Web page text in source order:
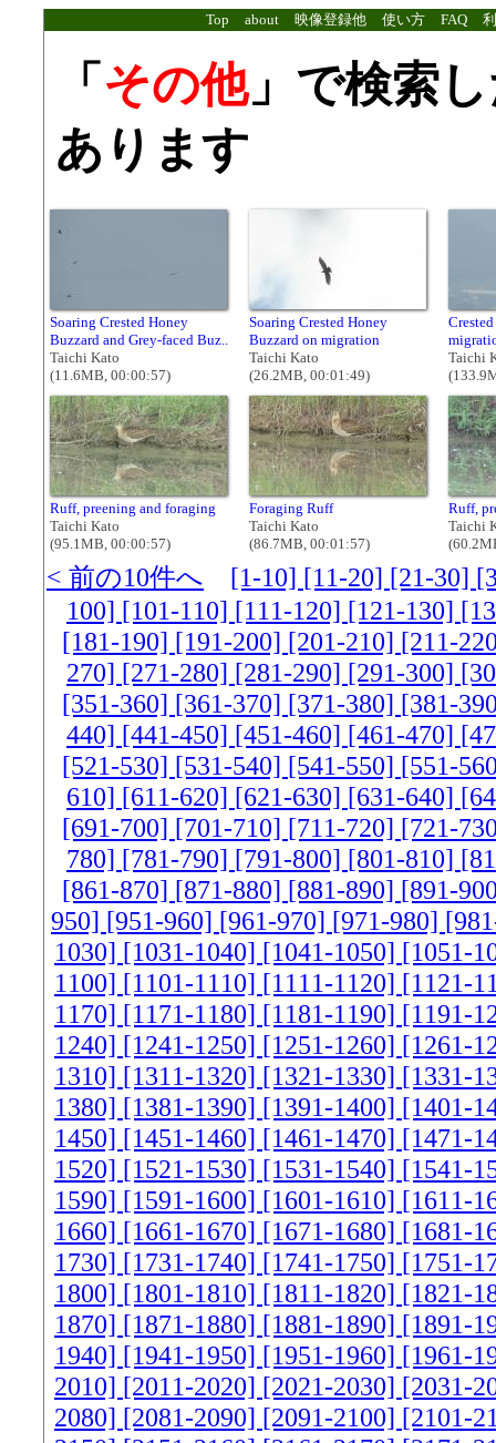
Top about 映像登録他 使い方 FAQ
「 その他」で検索
あります
Soaring Crested Honey
Buzzard and Grey-faced Buz..
Taichi Kato
(11.6MB, 00:00:57)
Soaring Crested Honey
Buzzard on migration
Taichi Kato
(26.2MB, 00:01:49)
Taichi
Ruff, preening and foraging
Taichi Kato
(95.1MB, 00:00:57)
Foraging Ruff
Taichi Kato
(86.7MB, 00:01:57)
Ruff,
Taichi
< 前の10件へ [1-10] [11-20] [21-30]
100] [101-110] [111-120] [121-130]
[181-190] [191-200] [201-210] [211-
270] [271-280] [281-290] [291-300]
[351-360] [361-370] [371-380] [381-
440] [441-450] [451-460] [461-470]
[521-530] [531-540] [541-550] [551-
610] [611-620] [621-630] [631-640]
[691-700] [701-710] [711-720] [721-
780] [781-790] [791-800] [801-810]
[861-870] [871-880] [881-890] [891-
950] [951-960] [961-970] [971-980]
1030] [1031-1040] [1041-1050] [1051-
1100] [1101-1110] [1111-1120] [1121-
1170] [1171-1180] [1181-1190] [1191-
1240] [1241-1250] [1251-1260] [1261-
1310] [1311-1320] [1321-1330] [1331-
1380] [1381-1390] [1391-1400] [1401-
1450] [1451-1460] [1461-1470] [1471-
1520] [1521-1530] [1531-1540] [1541-
1590] [1591-1600] [1601-1610] [1611-
1660] [1661-1670] [1671-1680] [1681-
1730] [1731-1740] [1741-1750] [1751-
1800] [1801-1810] [1811-1820] [1821-
1870] [1871-1880] [1881-1890] [1891-
1940] [1941-1950] [1951-1960] [1961-
2010] [2011-2020] [2021-2030] [2031-
2080] [2081-2090] [2091-2100] [2101-